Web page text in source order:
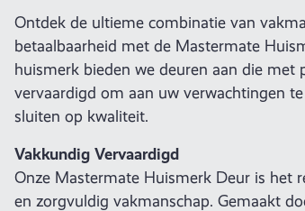
Ontdek de ultieme combinatie van
betaalbaarheid met de Mastermate
huismerk bieden we deuren aan die met
vervaardigd om aan uw verwachtingen
sluiten op kwaliteit.
Vakkundig Vervaardigd
Onze Mastermate Huismerk Deur is het
en zorgvuldig vakmanschap. Gemaakt